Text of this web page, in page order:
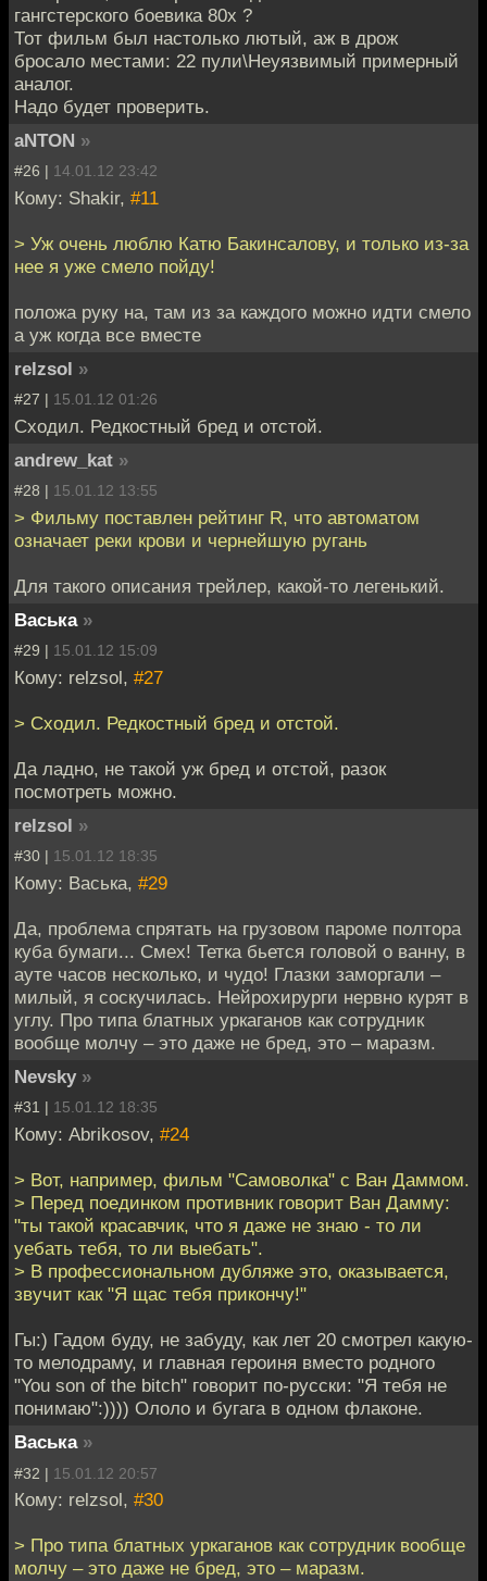
гангстерского боевика 80х ?
Тот фильм был настолько лютый, аж в дрож
бросало местами: 22 пули\Неуязвимый примерный
аналог.
Надо будет проверить.
aNTON »
#26 | 14.01.12 23:42
Кому: Shakir, #11
> Уж очень люблю Катю Бакинсалову, и только из-за
нее я уже смело пойду!
положа руку на, там из за каждого можно идти смело
а уж когда все вместе
relzsol »
#27 | 15.01.12 01:26
Сходил. Редкостный бред и отстой.
andrew_kat »
#28 | 15.01.12 13:55
> Фильму поставлен рейтинг R, что автоматом
означает реки крови и чернейшую ругань
Для такого описания трейлер, какой-то легенький.
Васька »
#29 | 15.01.12 15:09
Кому: relzsol, #27
> Сходил. Редкостный бред и отстой.
Да ладно, не такой уж бред и отстой, разок
посмотреть можно.
relzsol »
#30 | 15.01.12 18:35
Кому: Васька, #29
Да, проблема спрятать на грузовом пароме полтора
куба бумаги... Смех! Тетка бьется головой о ванну, в
ауте часов несколько, и чудо! Глазки заморгали –
милый, я соскучилась. Нейрохирурги нервно курят в
углу. Про типа блатных уркаганов как сотрудник
вообще молчу – это даже не бред, это – маразм.
Nevsky »
#31 | 15.01.12 18:35
Кому: Abrikosov, #24
> Вот, например, фильм "Самоволка" с Ван Даммом.
> Перед поединком противник говорит Ван Дамму:
"ты такой красавчик, что я даже не знаю - то ли
уебать тебя, то ли выебать".
> В профессиональном дубляже это, оказывается,
звучит как "Я щас тебя прикончу!"
Гы:) Гадом буду, не забуду, как лет 20 смотрел какую-
то мелодраму, и главная героиня вместо родного
"You son of the bitch" говорит по-русски: "Я тебя не
понимаю":)))) Ололо и бугага в одном флаконе.
Васька »
#32 | 15.01.12 20:57
Кому: relzsol, #30
> Про типа блатных уркаганов как сотрудник вообще
молчу – это даже не бред, это – маразм.